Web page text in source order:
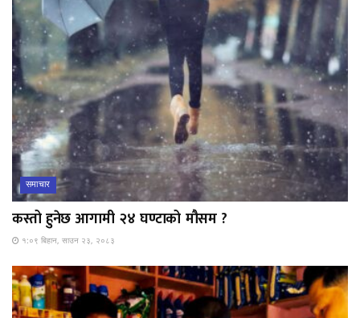
समाचार
कस्तो हुनेछ आगामी २४ घण्टाको मौसम ?
१:०९ बिहान, साउन २३, २०८३